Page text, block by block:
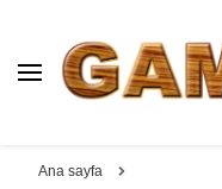
Padok, Kompozit,
Ana sayfa